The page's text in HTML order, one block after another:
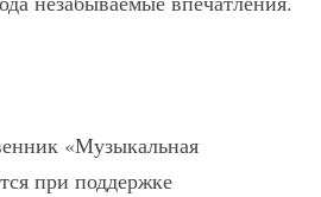
«Музыкальная
при поддержке